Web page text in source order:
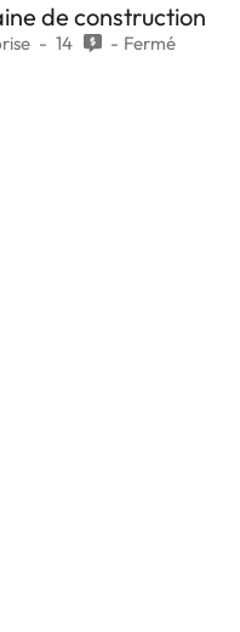
de construction
14 Fermé